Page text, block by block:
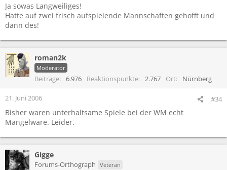
Ja sowas Langweiliges!
Hatte auf zwei frisch aufspielende Mannschaften gehofft und
dann des!
roman2k
Moderator
Beiträge 6.976 Reaktionspunkte 2.767 Ort Nürnberg
21. Juni 2006 #34
Bisher waren unterhaltsame Spiele bei der WM echt
Mangelware. Leider.
Gigge
Forums-Orthograph Veteran